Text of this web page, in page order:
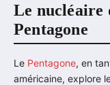
Le nucléaire
Pentagone
Le Pentagone, en
américaine, explore